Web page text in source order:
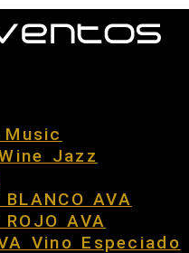
Jazz
BLANCO AVA
ROJO AVA
Vino Especiado